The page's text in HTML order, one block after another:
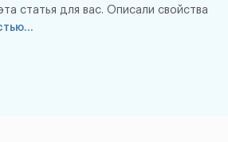
статья для вас. Описали свойства